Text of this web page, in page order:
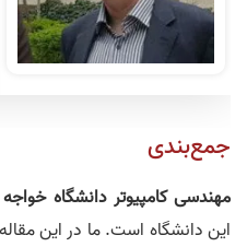
جمع‌بندی
مهندسی کامپیوتر دانشگاه
این دانشگاه است. ما در این